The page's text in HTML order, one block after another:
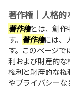
著作権｜人格的
著作権とは、創作
す。 著作権には、
す。このページで
利および財産的
権利と財産的な権
やプライバシーな